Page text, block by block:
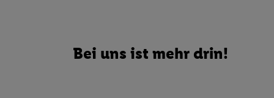
Bei uns ist mehr drin!
Ihre Einwilligung